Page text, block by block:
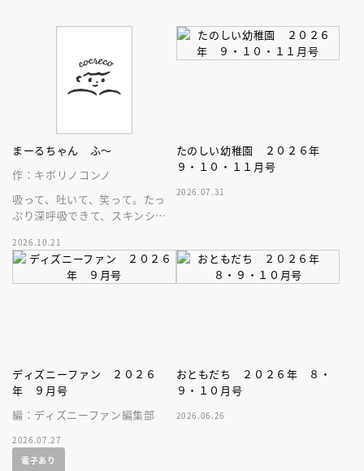
まーるちゃん ふ～
作：キボリノコンノ
吸って、吐いて、笑って。たっ
ぷり深呼吸できて、スキンシッ
家、キボリノコンノ初のファー
ストブック。
2026.10.21
たのしい幼稚園 ２０２６年
９・１０・１１月号
2026.07.31
ディズニーファン ２０２６
年 ９月号
編：ディズニーファン編集部
2026.07.27
電子あり
おともだち ２０２６年 ８・
９・１０月号
2026.06.26